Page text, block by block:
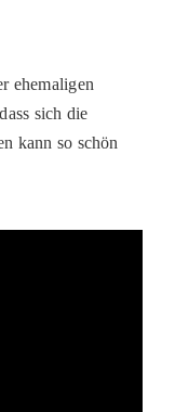
ehemaligen
sich die
kann so schön